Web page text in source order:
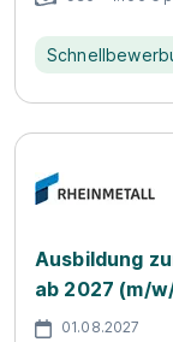
Ausbildung
ab 2027 (m/
01.08.2027